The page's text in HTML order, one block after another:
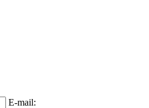
E-mail: